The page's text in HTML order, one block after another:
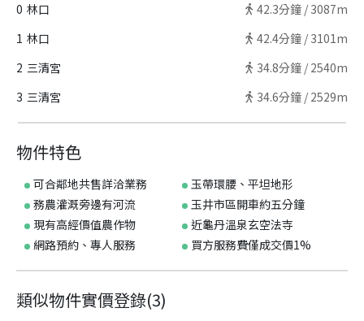
物件特色
可合鄰地共售詳洽業務
玉帶環腰、平坦地形
務農灌溉旁邊有河流
玉井市區開車約五分鐘
現有高經價值農作物
近龜丹溫泉玄空法寺
網路預約、專人服務
買方服務費僅成交價1%
0 林口 42.3分鐘 / 3087m
1 林口 42.4分鐘 / 3101m
2 三清宮 34.8分鐘 / 2540m
3 三清宮 34.6分鐘 / 2529m
類似物件實價登錄(3)